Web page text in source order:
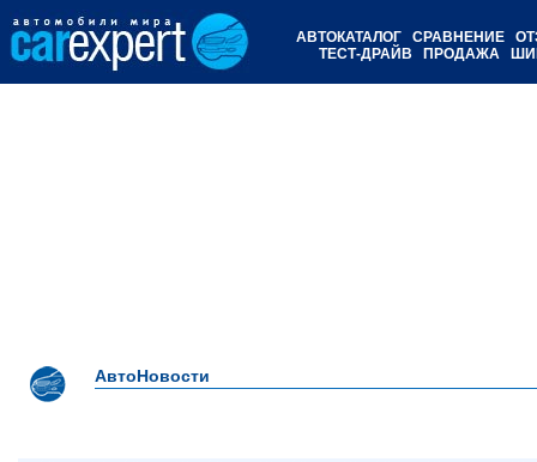
АВТОКАТАЛОГ СРАВНЕНИЕ
ТЕСТ-ДРАЙВ
ПРОДАЖА
АвтоНовости